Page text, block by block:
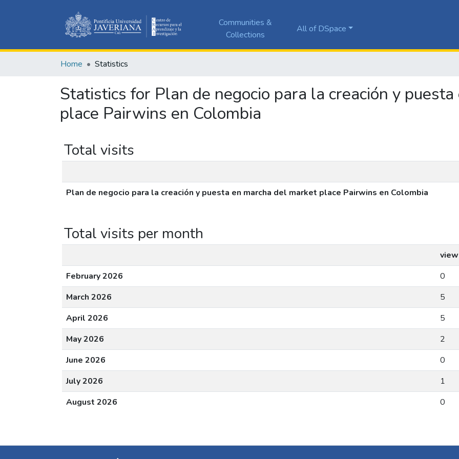
Communities &
Collections
All of DSpace
Home Statistics
Statistics for Plan de negocio para la creación y
place Pairwins en Colombia
Total visits
Plan de negocio para la creación y puesta en marcha del market place Pairwins en Colombia
Total visits per month
February 2026
0
March 2026
5
April 2026
5
May 2026
2
June 2026
0
July 2026
1
August 2026
0